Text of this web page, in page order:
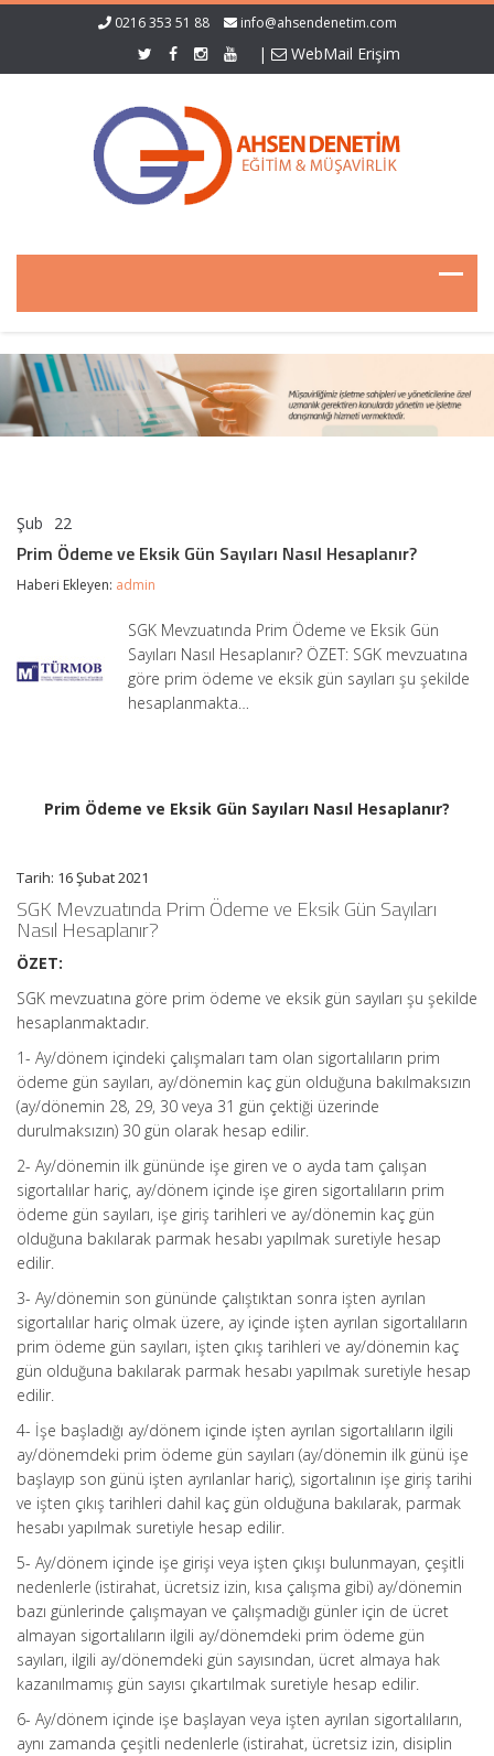
0216 353 51 88 info@ahsendenetim.com
| WebMail Erişim
Şub 22
ve
Eksik
Hesaplanır?
için
Prim Ödeme ve Eksik Gün Sayıları Nasıl Hesaplanır?
Haberi Ekleyen: admin
SGK Mevzuatında Prim Ödeme ve Eksik Gün
Sayıları Nasıl Hesaplanır? ÖZET: SGK mevzuatına
göre prim ödeme ve eksik gün sayıları şu şekilde
hesaplanmakta…
Prim Ödeme ve Eksik Gün Sayıları Nasıl Hesaplanır?
Tarih: 16 Şubat 2021
SGK Mevzuatında Prim Ödeme ve Eksik Gün Sayıları
Nasıl Hesaplanır?
ÖZET:
SGK mevzuatına göre prim ödeme ve eksik gün sayıları şu şekilde
hesaplanmaktadır.
1- Ay/dönem içindeki çalışmaları tam olan sigortalıların prim
ödeme gün sayıları, ay/dönemin kaç gün olduğuna bakılmaksızın
(ay/dönemin 28, 29, 30 veya 31 gün çektiği üzerinde
durulmaksızın) 30 gün olarak hesap edilir.
2- Ay/dönemin ilk gününde işe giren ve o ayda tam çalışan
sigortalılar hariç, ay/dönem içinde işe giren sigortalıların prim
ödeme gün sayıları, işe giriş tarihleri ve ay/dönemin kaç gün
olduğuna bakılarak parmak hesabı yapılmak suretiyle hesap
edilir.
3- Ay/dönemin son gününde çalıştıktan sonra işten ayrılan
sigortalılar hariç olmak üzere, ay içinde işten ayrılan sigortalıların
prim ödeme gün sayıları, işten çıkış tarihleri ve ay/dönemin kaç
gün olduğuna bakılarak parmak hesabı yapılmak suretiyle hesap
edilir.
4- İşe başladığı ay/dönem içinde işten ayrılan sigortalıların ilgili
ay/dönemdeki prim ödeme gün sayıları (ay/dönemin ilk günü işe
başlayıp son günü işten ayrılanlar hariç), sigortalının işe giriş tarihi
ve işten çıkış tarihleri dahil kaç gün olduğuna bakılarak, parmak
hesabı yapılmak suretiyle hesap edilir.
5- Ay/dönem içinde işe girişi veya işten çıkışı bulunmayan, çeşitli
nedenlerle (istirahat, ücretsiz izin, kısa çalışma gibi) ay/dönemin
bazı günlerinde çalışmayan ve çalışmadığı günler için de ücret
almayan sigortalıların ilgili ay/dönemdeki prim ödeme gün
sayıları, ilgili ay/dönemdeki gün sayısından, ücret almaya hak
kazanılmamış gün sayısı çıkartılmak suretiyle hesap edilir.
6- Ay/dönem içinde işe başlayan veya işten ayrılan sigortalıların,
aynı zamanda çeşitli nedenlerle (istirahat, ücretsiz izin, disiplin